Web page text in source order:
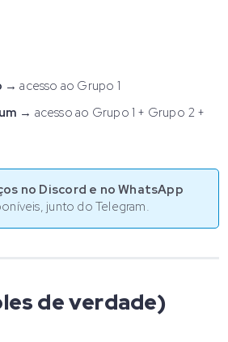
→ acesso ao Grupo 1
→ acesso ao Grupo 1 + Grupo 2 +
no Discord e no WhatsApp
junto do Telegram.
de verdade)